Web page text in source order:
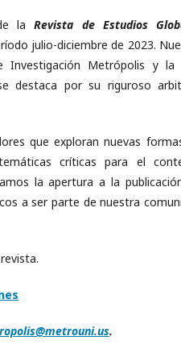
de laRevista de Estudios
julio-diciembre de 2023.
Investigación Metrópolis y la
destaca por su riguroso
que exploran nuevas
críticas para el
la apertura a la
a ser parte de nuestra
.